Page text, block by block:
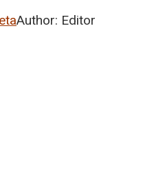
Author: Editor